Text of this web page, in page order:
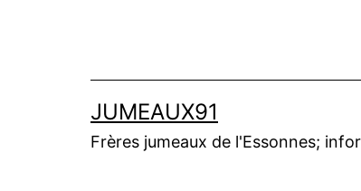
JUMEAUX91
Frères jumeaux de l'Essonnes;